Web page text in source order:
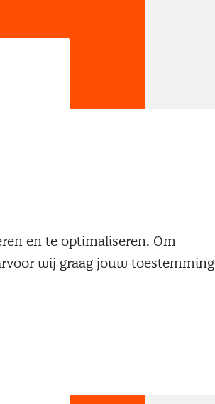
en te optimaliseren. Om
wij graag jouw toestemming